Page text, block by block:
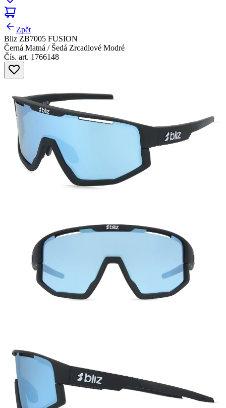
Zpět
Bliz ZB7005 FUSION
Černá Matná / Šedá Zrcadlové Modré
Čís. art. 1766148